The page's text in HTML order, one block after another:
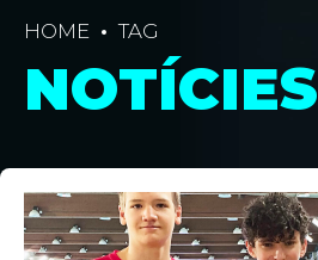
HOME TAG
NOTÍCIES